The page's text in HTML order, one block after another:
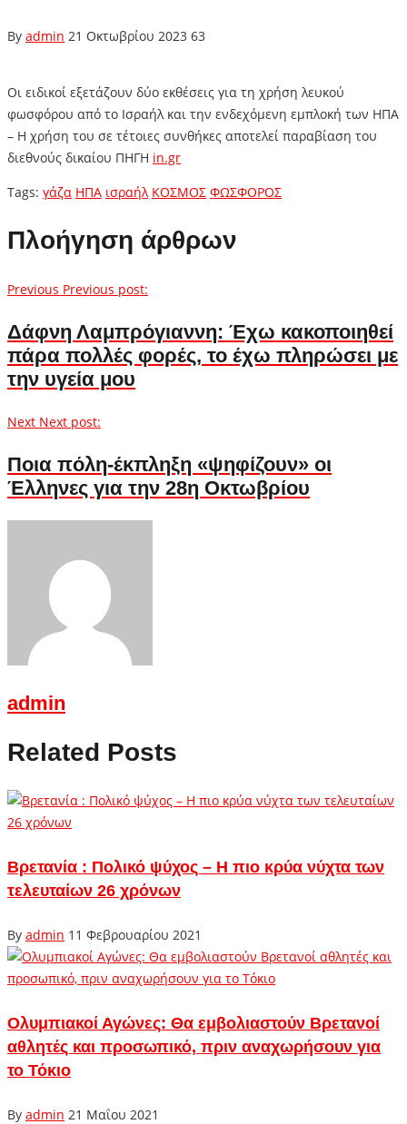
By admin 21 Οκτωβρίου 2023 63
Οι ειδικοί εξετάζουν δύο εκθέσεις για τη χρήση λευκού
φωσφόρου από το Ισραήλ και την ενδεχόμενη εμπλοκή των ΗΠΑ
– Η χρήση του σε τέτοιες συνθήκες αποτελεί παραβίαση του
διεθνούς δικαίου ΠΗΓΗ in.gr
Tags: γάζα ΗΠΑ ισραήλ ΚΟΣΜΟΣ ΦΩΣΦΟΡΟΣ
Πλοήγηση άρθρων
Previous Previous post:
Δάφνη Λαμπρόγιαννη: Έχω κακοποιηθεί
πάρα πολλές φορές, το έχω πληρώσει με
την υγεία μου
Next Next post:
Ποια πόλη-έκπληξη «ψηφίζουν» οι
Έλληνες για την 28η Οκτωβρίου
admin
Related Posts
Βρετανία : Πολικό ψύχος – H πιο κρύα νύχτα των
τελευταίων 26 χρόνων
By admin 11 Φεβρουαρίου 2021
Ολυμπιακοί Αγώνες: Θα εμβολιαστούν Βρετανοί
αθλητές και προσωπικό, πριν αναχωρήσουν για
το Τόκιο
By admin 21 Μαΐου 2021